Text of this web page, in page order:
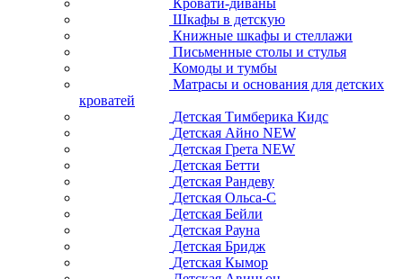
Шкафы в детскую
Книжные шкафы и стеллажи
Письменные столы и стулья
Комоды и тумбы
Матрасы и основания для детских
кроватей
Детская Тимберика Кидс
Детская Айно NEW
Детская Грета NEW
Детская Бетти
Детская Рандеву
Детская Ольса-С
Детская Бейли
Детская Рауна
Детская Бридж
Детская Кымор